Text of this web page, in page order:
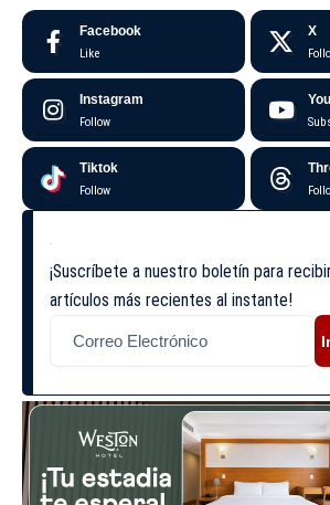
Facebook
Like
X
Instagram
Follow
Tiktok
Follow
¡Suscríbete a nuestro boletín para
artículos más recientes al instante!